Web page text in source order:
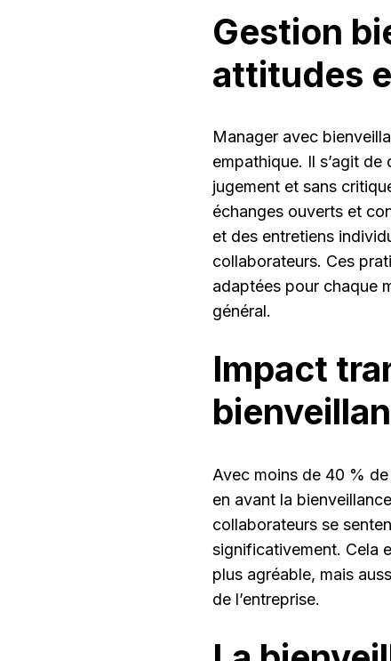
Gestion
attitudes
Manager avec
empathique. Il s’agit
jugement et sans
échanges ouverts et
et des entretiens
collaborateurs. Ces
adaptées pour chaque
général.
Impact
Avec moins de 40 %
en avant la
collaborateurs se
significativement. Cela
plus agréable, mais
de l’entreprise.